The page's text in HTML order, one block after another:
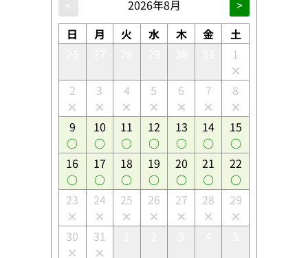
< 2026年8月
>
日
月 火 水 木 金
土
1
2 3 4 5 6 7 8
9 10 11 12 13 14 15
16 17 18 19 20 21 22
23 24 25 26 27 28 29
30 31